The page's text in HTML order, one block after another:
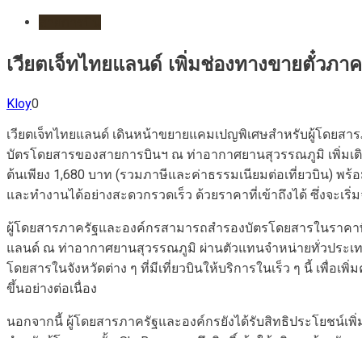
เวียตเจ็ทไทยแลนด์ เพิ่มช่องทางขายตั๋วภ
Kloy0
เวียตเจ็ทไทยแลนด์ เดินหน้าขยายแคมเปญพิเศษสำหรับผู้โดยสา
บัตรโดยสารของสายการบินฯ ณ ท่าอากาศยานสุวรรณภูมิ เพิ่มเ
ต้นเพียง 1,680 บาท (รวมภาษีและค่าธรรมเนียมต่อเที่ยวบิน)
และทำงานได้อย่างสะดวกรวดเร็ว ด้วยราคาที่เข้าถึงได้ ซึ่งจะ
ผู้โดยสารภาครัฐและองค์กรสามารถสำรองบัตรโดยสารในราค
แลนด์ ณ ท่าอากาศยานสุวรรณภูมิ ผ่านตัวแทนจำหน่ายทั่วประเ
โดยสารในจังหวัดต่าง ๆ ที่มีเที่ยวบินให้บริการในเร็ว ๆ นี้ เพื่อ
ขึ้นอย่างต่อเนื่อง
นอกจากนี้ ผู้โดยสารภาครัฐและองค์กรยังได้รับสิทธิประโยชน์เ